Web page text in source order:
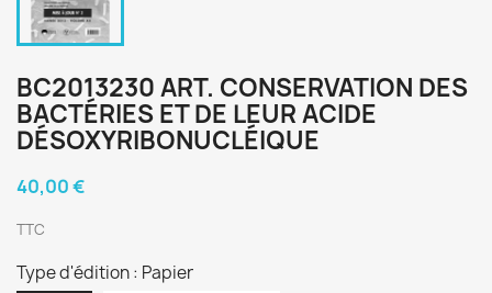
BC2013230 ART. CONSERVATION DES
BACTÉRIES ET DE LEUR ACIDE
DÉSOXYRIBONUCLÉIQUE
40,00 €
TTC
Type d'édition : Papier